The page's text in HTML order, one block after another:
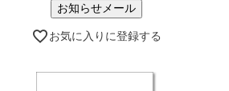
お知らせメール
お気に入りに登録する